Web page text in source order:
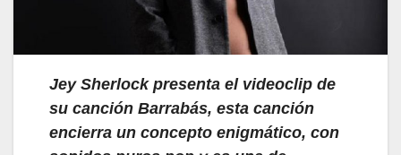
Jey Sherlock presenta el videoclip de
su canción Barrabás, esta canción
encierra un concepto enigmático, con